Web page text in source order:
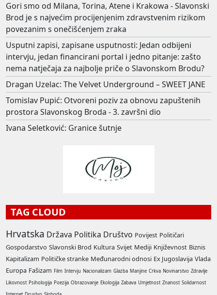
Gori smo od Milana, Torina, Atene i Krakowa - Slavonski
Brod je s najvećim procijenjenim zdravstvenim rizikom
povezanim s onečišćenjem zraka
Usputni zapisi, zapisane usputnosti: Jedan odbijeni
intervju, jedan financirani portal i jedno pitanje: zašto
nema natječaja za najbolje priče o Slavonskom Brodu?
Dragan Uzelac: The Velvet Underground – SWEET JANE
Tomislav Pupić: Otvoreni poziv za obnovu zapuštenih
prostora Slavonskog Broda - 3. završni dio
Ivana Seletković: Granice šutnje
TAG CLOUD
Hrvatska Država Politika Društvo Povijest Političari
Gospodarstvo Slavonski Brod Kultura Svijet Mediji Književnost Biznis
Kapitalizam Političke stranke Međunarodni odnosi Ex Jugoslavija Vlada
Europa Fašizam Film Intervju Nacionalizam Glazba Manjine Crkva Novinarstvo Zdravlje
Likovnost Psihologija Poezija Obrazovanje Ekologija Zabava Umjetnost Znanost Solidarnost